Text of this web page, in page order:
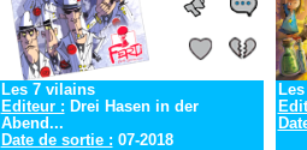
Les 7 vilains
Editeur : Drei Hasen in der
Abend...
Date de sortie : 07-2018